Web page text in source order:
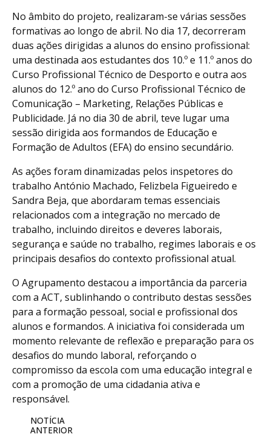
No âmbito do projeto, realizaram-se várias sessões
formativas ao longo de abril. No dia 17, decorreram
duas ações dirigidas a alunos do ensino profissional:
uma destinada aos estudantes dos 10.º e 11.º anos do
Curso Profissional Técnico de Desporto e outra aos
alunos do 12.º ano do Curso Profissional Técnico de
Comunicação – Marketing, Relações Públicas e
Publicidade. Já no dia 30 de abril, teve lugar uma
sessão dirigida aos formandos de Educação e
Formação de Adultos (EFA) do ensino secundário.
As ações foram dinamizadas pelos inspetores do
trabalho António Machado, Felizbela Figueiredo e
Sandra Beja, que abordaram temas essenciais
relacionados com a integração no mercado de
trabalho, incluindo direitos e deveres laborais,
segurança e saúde no trabalho, regimes laborais e os
principais desafios do contexto profissional atual.
O Agrupamento destacou a importância da parceria
com a ACT, sublinhando o contributo destas sessões
para a formação pessoal, social e profissional dos
alunos e formandos. A iniciativa foi considerada um
momento relevante de reflexão e preparação para os
desafios do mundo laboral, reforçando o
compromisso da escola com uma educação integral e
com a promoção de uma cidadania ativa e
responsável.
NOTÍCIA
ANTERIOR